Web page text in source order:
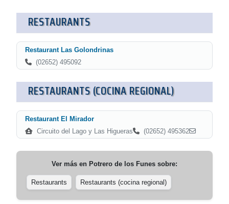
RESTAURANTS
Restaurant Las Golondrinas
(02652) 495092
RESTAURANTS (COCINA REGIONAL)
Restaurant El Mirador
Circuito del Lago y Las Higueras
(02652) 495362
Ver más en Potrero de los Funes sobre:
Restaurants Restaurants (cocina regional)